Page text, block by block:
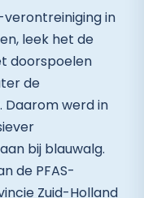
verontreiniging in
leek het de
doorspoelen
de
werd in
bij blauwalg.
de PFAS-
Zuid-Holland